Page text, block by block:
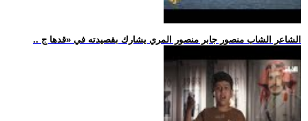
.. الشاعر الشاب منصور جابر منصور المري يشارك بقصيدته في «قدها ج